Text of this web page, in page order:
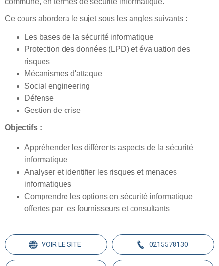
commune, en termes de sécurité informatique.
Ce cours abordera le sujet sous les angles suivants :
Les bases de la sécurité informatique
Protection des données (LPD) et évaluation des
risques
Mécanismes d'attaque
Social engineering
Défense
Gestion de crise
Objectifs :
Appréhender les différents aspects de la sécurité
informatique
Analyser et identifier les risques et menaces
informatiques
Comprendre les options en sécurité informatique
offertes par les fournisseurs et consultants
VOIR LE SITE 0215578130